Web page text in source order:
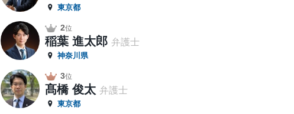
東京都
2位
稲葉 進太郎 弁護士
神奈川県
3位
髙橋 俊太 弁護士
東京都